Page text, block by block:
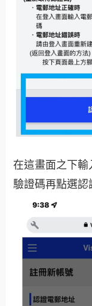
在這畫面之下
驗證碼再點選認